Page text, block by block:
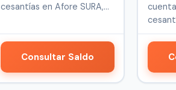
cesantías en Afore SURA,
Consultar Saldo
Fondo